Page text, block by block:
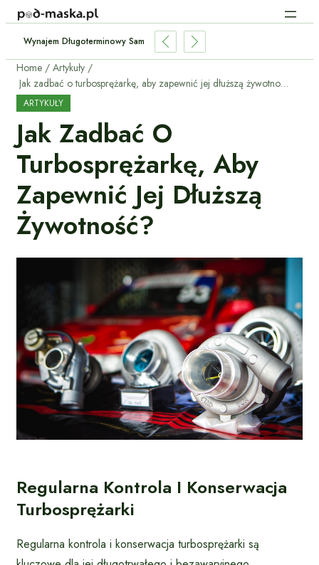
Serwisową Używanego Samochodu W ASO?
Home
Artykuły
Jak zadbać o turbosprężarkę, aby zapewnić jej dłuższą żywotność?
ARTYKUŁY
Jak Zadbać O
Turbosprężarkę, Aby
Zapewnić Jej Dłuższą
Żywotność?
Regularna Kontrola I Konserwacja
Turbosprężarki
Regularna kontrola i konserwacja turbosprężarki są